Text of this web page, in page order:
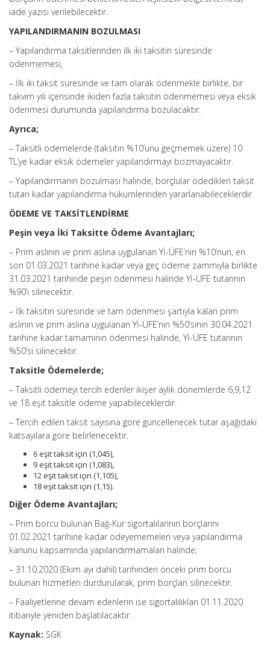
iade yazısı verilebilecektir.
YAPILANDIRMANIN BOZULMASI
– Yapılandırma taksitlerinden ilk iki taksitin süresinde
ödenmemesi,
– İlk iki taksit süresinde ve tam olarak ödenmekle birlikte, bir
takvim yılı içerisinde ikiden fazla taksitin ödenmemesi veya eksik
ödenmesi durumunda yapılandırma bozulacaktır.
Ayrıca;
– Taksitli ödemelerde (taksitin %10’unu geçmemek üzere) 10
TL’ye kadar eksik ödemeler yapılandırmayı bozmayacaktır.
– Yapılandırmanın bozulması halinde, borçlular ödedikleri taksit
tutarı kadar yapılandırma hükümlerinden yararlanabileceklerdir.
ÖDEME VE TAKSİTLENDİRME
Peşin veya İki Taksitte Ödeme Avantajları;
– Prim aslının ve prim aslına uygulanan Yİ-ÜFE’nin %10’nun, en
son 01.03.2021 tarihine kadar veya geç ödeme zammıyla birlikte
31.03.2021 tarihinde peşin ödenmesi halinde Yİ-ÜFE tutarının
%90’ı silinecektir.
– İlk taksitin süresinde ve tam ödenmesi şartıyla kalan prim
aslının ve prim aslına uygulanan Yİ-ÜFE’nin %50’sinin 30.04.2021
tarihine kadar tamamının ödenmesi halinde, Yİ-ÜFE tutarının
%50’si silinecektir.
Taksitle Ödemelerde;
– Taksitli ödemeyi tercih edenler ikişer aylık dönemlerde 6,9,12
ve 18 eşit taksitle ödeme yapabileceklerdir.
– Tercih edilen taksit sayısına göre güncellenecek tutar aşağıdaki
katsayılara göre belirlenecektir.
6 eşit taksit için (1,045),
9 eşit taksit için (1,083),
12 eşit taksit için (1,105),
18 eşit taksit için (1,15).
Diğer Ödeme Avantajları;
– Prim borcu bulunan Bağ-Kur sigortalılarının borçlarını
01.02.2021 tarihine kadar ödeyememeleri veya yapılandırma
kanunu kapsamında yapılandırmamaları halinde;
– 31.10.2020 (Ekim ayı dahil) tarihinden önceki prim borcu
bulunan hizmetleri durdurularak, prim borçları silinecektir.
– Faaliyetlerine devam edenlerin ise sigortalılıkları 01.11.2020
itibariyle yeniden başlatılacaktır.
Kaynak: SGK